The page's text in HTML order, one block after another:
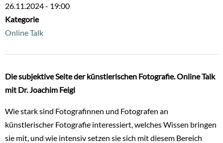
26.11.2024 - 19:00
Kategorie
Online Talk
Die subjektive Seite der künstlerischen Fotografie. Online Talk
mit Dr. Joachim Feigl
Wie stark sind Fotografinnen und Fotografen an
künstlerischer Fotografie interessiert, welches Wissen bringen
sie mit, und wie intensiv setzen sie sich mit diesem Bereich